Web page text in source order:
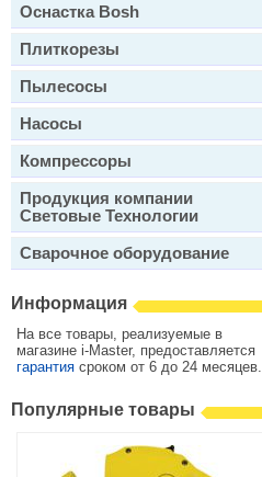
Оснастка Bosh
Плиткорезы
Пылесосы
Насосы
Компрессоры
Продукция компании
Световые Технологии
Сварочное оборудование
Информация
На все товары, реализуемые в
магазине i-Master, предоставляется
гарантия сроком от 6 до 24 месяцев.
Популярные товары